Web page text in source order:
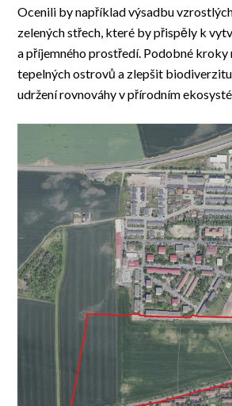
Ocenili by například výsadbu
zelených střech, které by přispěly k
a příjemného prostředí. Podobné
tepelných ostrovů a zlepšit
udržení rovnováhy v přírodním